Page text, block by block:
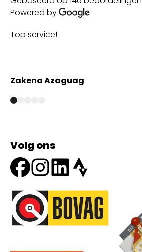
Powered by
Top service!
Zakena Azaguag
Volg ons
Onze partners